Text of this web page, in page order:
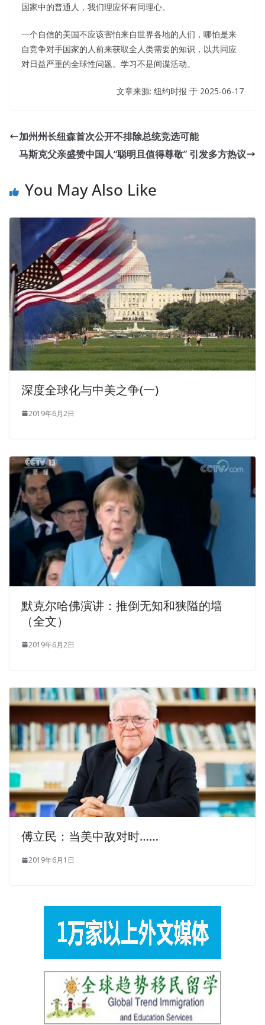
国家中的普通人，我们理应怀有同理心。
一个自信的美国不应该害怕来自世界各地的人们，哪怕是来
自竞争对手国家的人前来获取全人类需要的知识，以共同应
对日益严重的全球性问题。学习不是间谍活动。
文章来源: 纽约时报 于 2025-06-17
加州州长纽森首次公开不排除总统竞选可能
马斯克父亲盛赞中国人“聪明且值得尊敬” 引发多方热议
You May Also Like
深度全球化与中美之争(一)
2019年6月2日
默克尔哈佛演讲：推倒无知和狭隘的墙
（全文）
2019年6月2日
傅立民：当美中敌对时……
2019年6月1日